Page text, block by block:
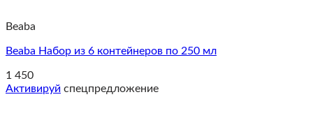
Beaba
Beaba Набор из 6 контейнеров по 250 мл
1 450
Активируй спецпредложение